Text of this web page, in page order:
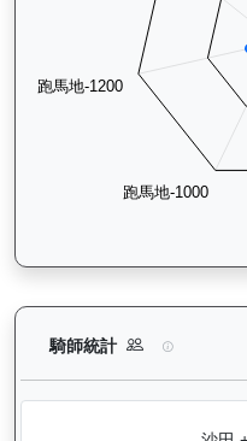
騎師統計 極速之星